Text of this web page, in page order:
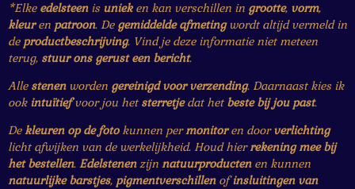
*Elke edelsteenis unieken kan verschillen in grootte, vorm,
kleuren patroon. De gemiddelde afmetingwordt altijd vermeld in
de productbeschrijving. Vind je deze informatie niet meteen
terug, stuur ons gerust een bericht.
Alle stenenworden gereinigd voor verzending. Daarnaast kies ik
ook intuïtiefvoor jou het sterretjedat het beste bij jou past.
Dekleuren op de fotokunnen permonitoren doorverlichting
licht afwijken van de werkelijkheid. Houd hierrekening mee bij
het bestellen. Edelstenenzijn natuurproductenen kunnen
natuurlijke barstjes, pigmentverschillenofinsluitingen van